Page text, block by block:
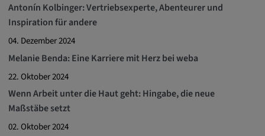
Antonín Kolbinger: Vertriebsexperte, Abenteurer und
Inspiration für andere
04. Dezember 2024
Melanie Benda: Eine Karriere mit Herz bei weba
22. Oktober 2024
Wenn Arbeit unter die Haut geht: Hingabe, die neue
Maßstäbe setzt
02. Oktober 2024